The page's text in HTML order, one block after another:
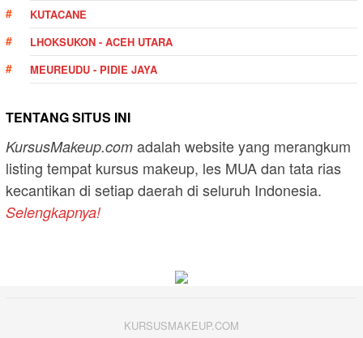
KUTACANE
LHOKSUKON - ACEH UTARA
MEUREUDU - PIDIE JAYA
TENTANG SITUS INI
KursusMakeup.com adalah website yang merangkum
listing tempat kursus makeup, les MUA dan tata rias
kecantikan di setiap daerah di seluruh Indonesia.
Selengkapnya!
KURSUSMAKEUP.COM